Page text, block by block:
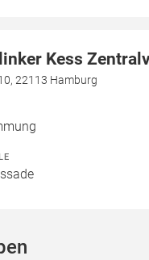
Kess
22113 Hamburg